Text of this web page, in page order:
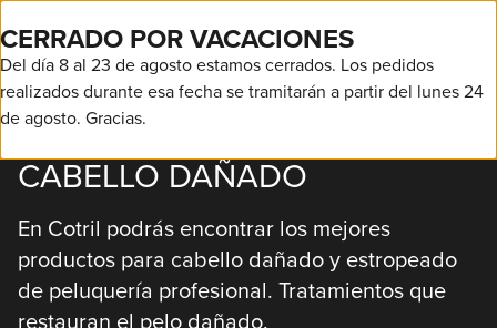
CABELLO DAÑADO
En Cotril podrás encontrar los mejores
productos para cabello dañado y estropeado
de peluquería profesional. Tratamientos que
restauran el pelo dañado.
CERRADO POR VACACIONES
Del día 8 al 23 de agosto estamos cerrados. Los pedidos
realizados durante esa fecha se tramitarán a partir del lunes 24
de agosto. Gracias.